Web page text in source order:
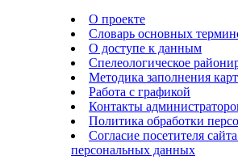
О проекте
Словарь основных
О доступе к данным
Спелеологическое
Методика заполнения
Работа с графикой
Контакты
Политика обработки
Согласие посетителя
персональных данных